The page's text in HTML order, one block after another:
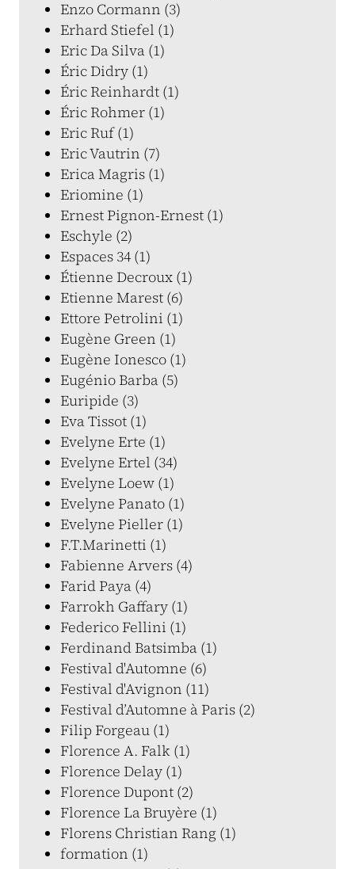
Enzo Cormann (3)
Erhard Stiefel (1)
Eric Da Silva (1)
Éric Didry (1)
Éric Reinhardt (1)
Éric Rohmer (1)
Eric Ruf (1)
Eric Vautrin (7)
Erica Magris (1)
Eriomine (1)
Ernest Pignon-Ernest (1)
Eschyle (2)
Espaces 34 (1)
Étienne Decroux (1)
Etienne Marest (6)
Ettore Petrolini (1)
Eugène Green (1)
Eugène Ionesco (1)
Eugénio Barba (5)
Euripide (3)
Eva Tissot (1)
Evelyne Erte (1)
Evelyne Ertel (34)
Evelyne Loew (1)
Evelyne Panato (1)
Evelyne Pieller (1)
F.T.Marinetti (1)
Fabienne Arvers (4)
Farid Paya (4)
Farrokh Gaffary (1)
Federico Fellini (1)
Ferdinand Batsimba (1)
Festival d'Automne (6)
Festival d'Avignon (11)
Festival d’Automne à Paris (2)
Filip Forgeau (1)
Florence A. Falk (1)
Florence Delay (1)
Florence Dupont (2)
Florence La Bruyère (1)
Florens Christian Rang (1)
formation (1)